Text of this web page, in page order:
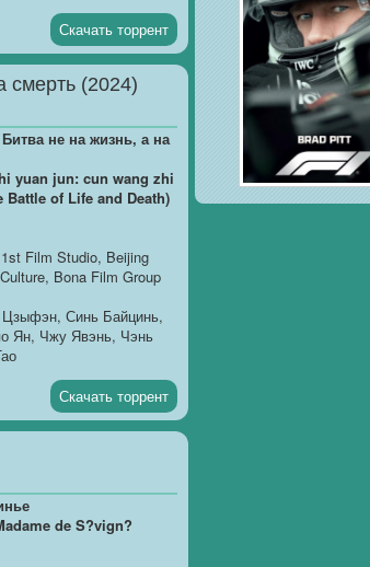
[звук с TS]Скачать торрент
смерть (2024)
не на жизнь, а на
yuan jun: cun wang zhi
Battle of Life and Death)
Film Studio, Beijing
Bona Film Group
Синь Байцинь,
Ян, Чжу Явэнь, Чэнь
Скачать торрент
de S?vign?